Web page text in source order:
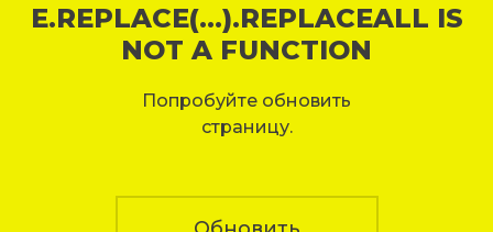
E.REPLACE(...).REPLACEALL IS
NOT A FUNCTION
Попробуйте обновить
страницу.